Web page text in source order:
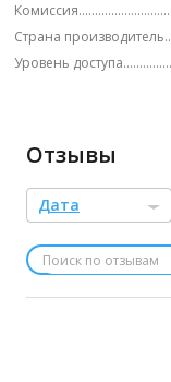
Комиссия
Страна производитель
Уровень доступа
Отзывы
Дата